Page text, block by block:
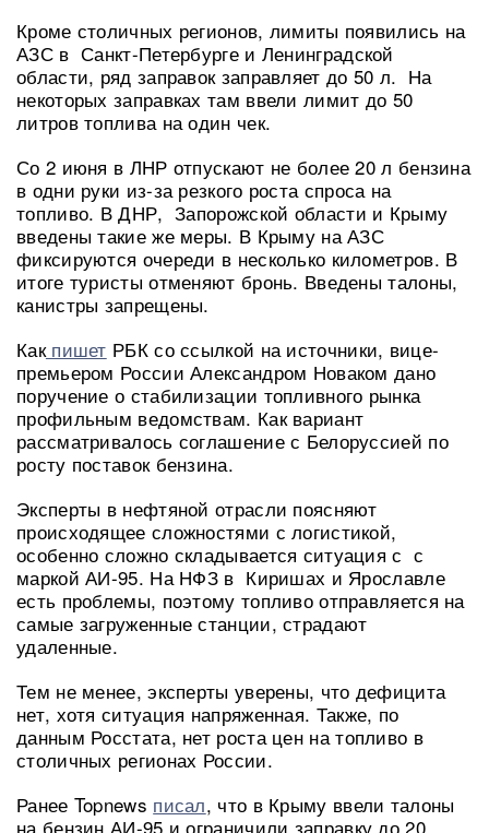
Кроме столичных регионов, лимиты появились на
АЗС в Санкт-Петербурге и Ленинградской
области, ряд заправок заправляет до 50 л. На
некоторых заправках там ввели лимит до 50
литров топлива на один чек.
Со 2 июня в ЛНР отпускают не более 20 л бензина
в одни руки из-за резкого роста спроса на
топливо. В ДНР, Запорожской области и Крыму
введены такие же меры. В Крыму на АЗС
фиксируются очереди в несколько километров. В
итоге туристы отменяют бронь. Введены талоны,
канистры запрещены.
Какпишет РБК со ссылкой на источники, вице-
премьером России Александром Новаком дано
поручение о стабилизации топливного рынка
профильным ведомствам. Как вариант
рассматривалось соглашение с Белоруссией по
росту поставок бензина.
Эксперты в нефтяной отрасли поясняют
происходящее сложностями с логистикой,
особенно сложно складывается ситуация с с
маркой АИ-95. На НФЗ в Киришах и Ярославле
есть проблемы, поэтому топливо отправляется на
самые загруженные станции, страдают
удаленные.
Тем не менее, эксперты уверены, что дефицита
нет, хотя ситуация напряженная. Также, по
данным Росстата, нет роста цен на топливо в
столичных регионах России.
Ранее Topnews писал, что в Крыму ввели талоны
на бензин АИ-95 и ограничили заправку до 20